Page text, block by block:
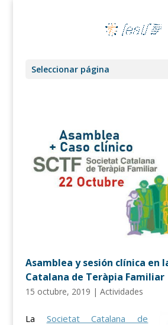
Seleccionar página
Asamblea y sesión clínica en
Catalana de Teràpia Familiar
15 octubre, 2019 | Actividades
La Societat Catalana de